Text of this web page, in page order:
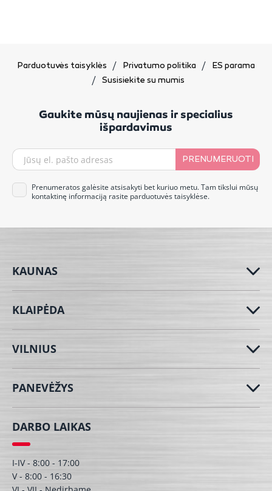
Parduotuvės taisyklės Privatumo politika
ES parama
Susisiekite su mumis
Gaukite mūsų naujienas ir specialius
išpardavimus
PRENUMERUOTI
Prenumeratos galėsite atsisakyti bet kuriuo metu. Tam tikslui mūsų
kontaktinę informaciją rasite parduotuvės taisyklėse.
KAUNAS
KLAIPĖDA
VILNIUS
PANEVĖŽYS
DARBO LAIKAS
I-IV - 8:00 - 17:00
V - 8:00 - 16:30